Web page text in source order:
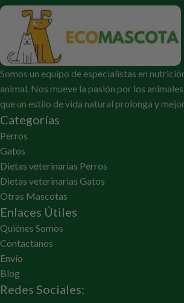
Somos un equipo de especialistas en
animal. Nos mueve la pasión por los
que un estilo de vida natural prolonga y
Categorías
Perros
Gatos
Dietas veterinarias Perros
Dietas veterinarias Gatos
Otras Mascotas
Enlaces Útiles
Quiénes Somos
Contactanos
Envío
Blog
Redes Sociales: